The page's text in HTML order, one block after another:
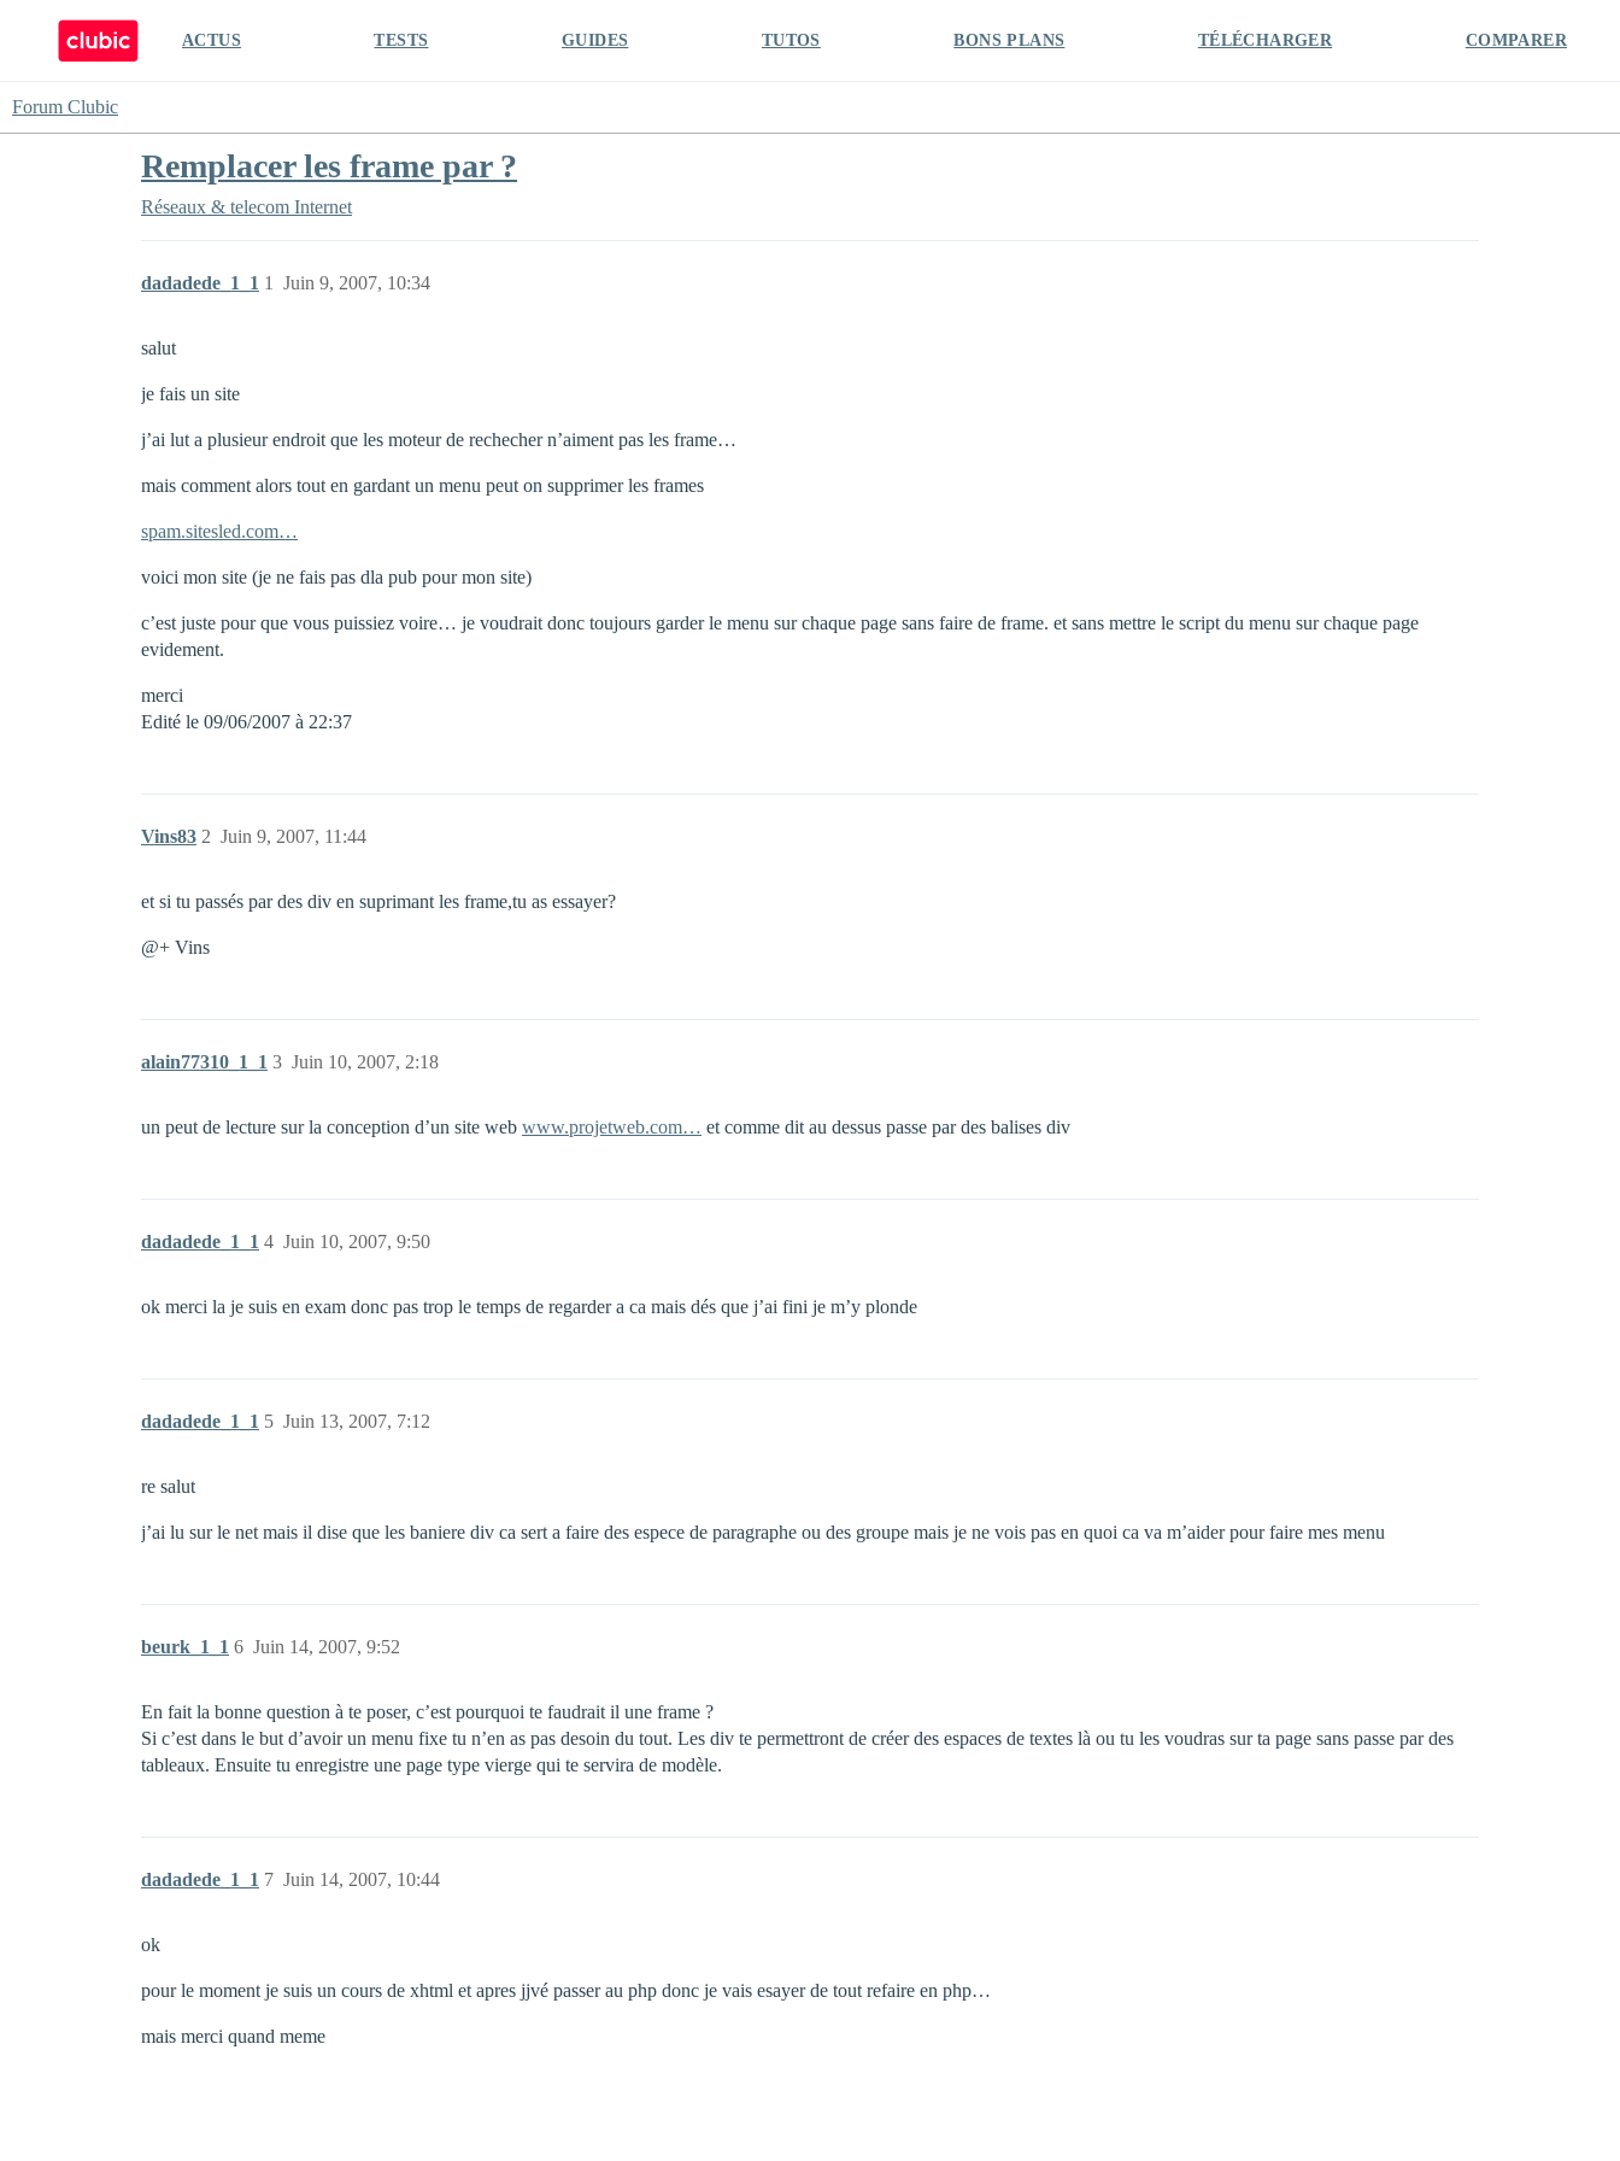
ACTUS TESTS GUIDES TUTOS BONS PLANS TÉLÉCHARGER COMPARER
Forum Clubic
Remplacer les frame par ?
Réseaux & telecom Internet
dadadede_1_1 Juin 9, 2007, 10:34
1
salut
je fais un site
j’ai lut a plusieur endroit que les moteur de rechecher n’aiment pas les frame…
mais comment alors tout en gardant un menu peut on supprimer les frames
spam.sitesled.com…
voici mon site (je ne fais pas dla pub pour mon site)
c’est juste pour que vous puissiez voire… je voudrait donc toujours garder le menu sur chaque page sans faire de frame. et sans mettre le script du menu sur chaque page
evidement.
merci
Edité le 09/06/2007 à 22:37
Vins83 Juin 9, 2007, 11:44
2
et si tu passés par des div en suprimant les frame,tu as essayer?
@+ Vins
alain77310_1_1 Juin 10, 2007, 2:18
3
un peut de lecture sur la conception d’un site web www.projetweb.com… et comme dit au dessus passe par des balises div
dadadede_1_1 Juin 10, 2007, 9:50
4
ok merci la je suis en exam donc pas trop le temps de regarder a ca mais dés que j’ai fini je m’y plonde
dadadede_1_1 Juin 13, 2007, 7:12
5
re salut
j’ai lu sur le net mais il dise que les baniere div ca sert a faire des espece de paragraphe ou des groupe mais je ne vois pas en quoi ca va m’aider pour faire mes menu
beurk_1_1 Juin 14, 2007, 9:52
6
En fait la bonne question à te poser, c’est pourquoi te faudrait il une frame ?
Si c’est dans le but d’avoir un menu fixe tu n’en as pas desoin du tout. Les div te permettront de créer des espaces de textes là ou tu les voudras sur ta page sans passe par des
tableaux. Ensuite tu enregistre une page type vierge qui te servira de modèle.
dadadede_1_1 Juin 14, 2007, 10:44
7
ok
pour le moment je suis un cours de xhtml et apres jjvé passer au php donc je vais esayer de tout refaire en php…
mais merci quand meme